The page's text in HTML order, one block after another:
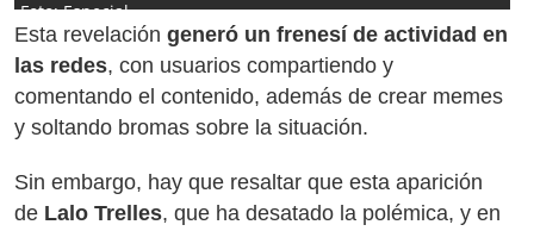
Foto: Especial
Esta revelación generó un frenesí de actividad en
las redes, con usuarios compartiendo y
comentando el contenido, además de crear memes
y soltando bromas sobre la situación.
Sin embargo, hay que resaltar que esta aparición
de Lalo Trelles, que ha desatado la polémica, y en